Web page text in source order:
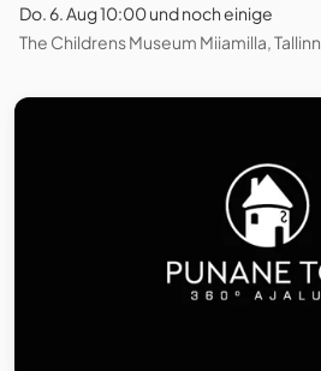
Do. 6. Aug 10:00 und noch einige
The Childrens Museum Miiamilla, Tallinn